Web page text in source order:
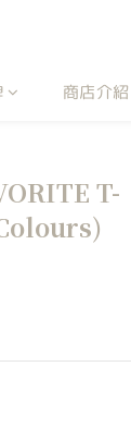
商店介紹
T-